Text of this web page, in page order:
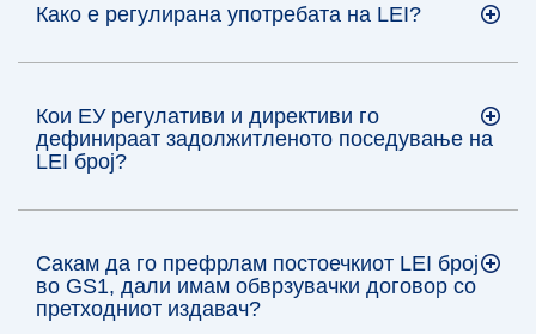
Како е регулирана употребата на LEI?
Кои ЕУ регулативи и директиви го
дефинираат задолжитленото поседување на
LEI број?
Сакам да го префрлам постоечкиот LEI број
во GS1, дали имам обврзувачки договор со
претходниот издавач?